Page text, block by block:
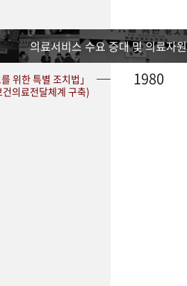
의료서비스 수요 증대 및 의료자
위한 특별 조치법」
의료전달체계 구축)
1980